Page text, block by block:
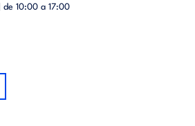
de 10:00 a 17:00